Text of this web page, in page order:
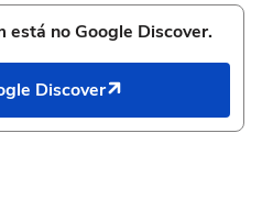
está no Google Discover.
Discover